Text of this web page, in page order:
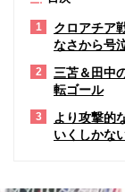
1
クロアチア
なさから号
2
三苫＆田中
転ゴール
3
より攻撃的
いくしかな